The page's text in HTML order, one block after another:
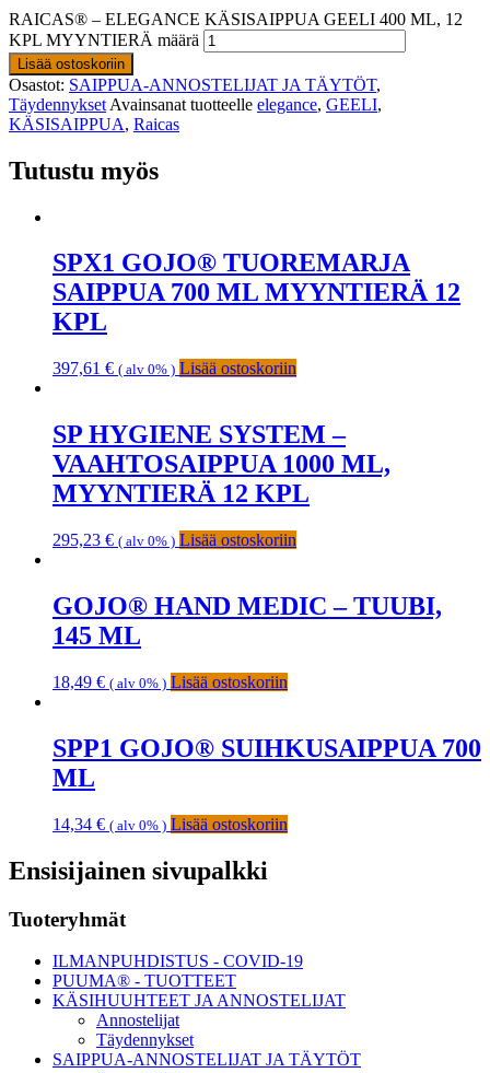
RAICAS® – ELEGANCE KÄSISAIPPUA GEELI 400 ML, 12
KPL MYYNTIERÄ määrä
Lisää ostoskoriin
Osastot: SAIPPUA-ANNOSTELIJAT JA TÄYTÖT,
Täydennykset Avainsanat tuotteelle elegance, GEELI,
KÄSISAIPPUA, Raicas
Tutustu myös
SPX1 GOJO® TUOREMARJA
SAIPPUA 700 ML MYYNTIERÄ 12
KPL
397,61 € ( alv 0% ) Lisää ostoskoriin
SP HYGIENE SYSTEM –
VAAHTOSAIPPUA 1000 ML,
MYYNTIERÄ 12 KPL
295,23 € ( alv 0% ) Lisää ostoskoriin
GOJO® HAND MEDIC – TUUBI,
145 ML
18,49 € ( alv 0% ) Lisää ostoskoriin
SPP1 GOJO® SUIHKUSAIPPUA 700
ML
14,34 € ( alv 0% ) Lisää ostoskoriin
Ensisijainen sivupalkki
Tuoteryhmät
ILMANPUHDISTUS - COVID-19
PUUMA® - TUOTTEET
KÄSIHUUHTEET JA ANNOSTELIJAT
Annostelijat
Täydennykset
SAIPPUA-ANNOSTELIJAT JA TÄYTÖT